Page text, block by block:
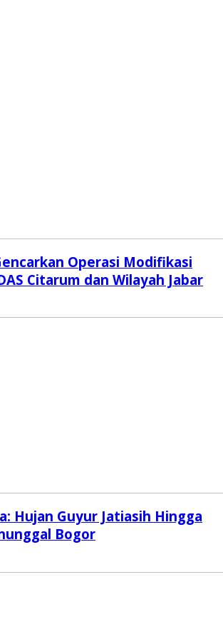
Operasi Modifikasi
Citarum dan Wilayah Jabar
Hujan Guyur Jatiasih Hingga
Bogor